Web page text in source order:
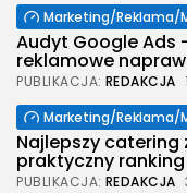
Marketing/Reklama/
Audyt Google Ads
reklamowe
PUBLIKACJA: REDAKCJA
Marketing/Reklama/
Najlepszy
praktyczny
PUBLIKACJA: REDAKCJA